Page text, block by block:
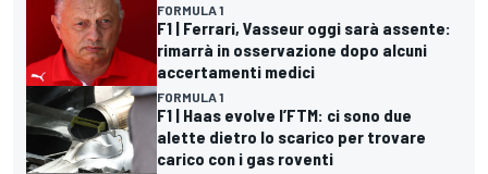
FORMULA 1
F1 | Ferrari, Vasseur oggi sarà assente:
rimarrà in osservazione dopo alcuni
accertamenti medici
FORMULA 1
F1 | Haas evolve l’FTM: ci sono due
alette dietro lo scarico per trovare
carico con i gas roventi